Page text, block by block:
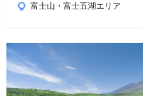
富士山・富士五湖エリア